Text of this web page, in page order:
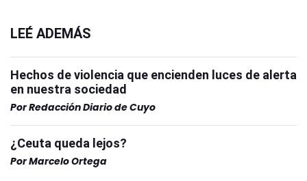
LEÉ ADEMÁS
Hechos de violencia que encienden luces de alerta
en nuestra sociedad
PorRedacción Diario de Cuyo
¿Ceuta queda lejos?
PorMarcelo Ortega